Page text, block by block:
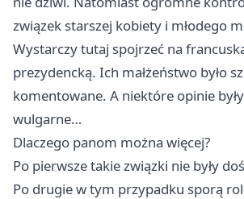
związek starszej kobiety i młodego
Wystarczy tutaj spojrzeć na
prezydencką. Ich małżeństwo było
komentowane. A niektóre opinie
wulgarne…
Dlaczego panom można więcej?
Po pierwsze takie związki nie były
Po drugie w tym przypadku sporą